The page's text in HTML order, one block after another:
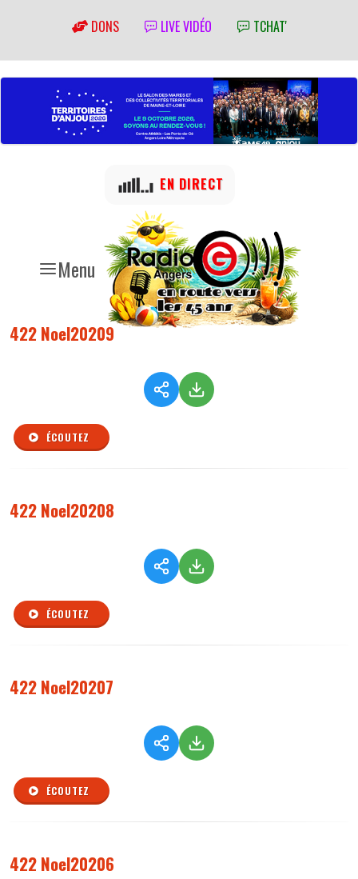
DONS LIVE VIDÉO TCHAT'
Menu
EN DIRECT
422 Noel20209
ÉCOUTEZ
422 Noel20208
ÉCOUTEZ
422 Noel20207
ÉCOUTEZ
422 Noel20206